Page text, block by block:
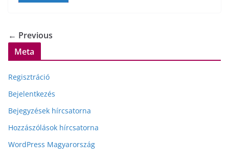
← Previous
Meta
Regisztráció
Bejelentkezés
Bejegyzések hírcsatorna
Hozzászólások hírcsatorna
WordPress Magyarország